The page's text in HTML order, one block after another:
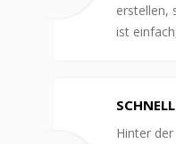
erstellen,
ist
Hinter